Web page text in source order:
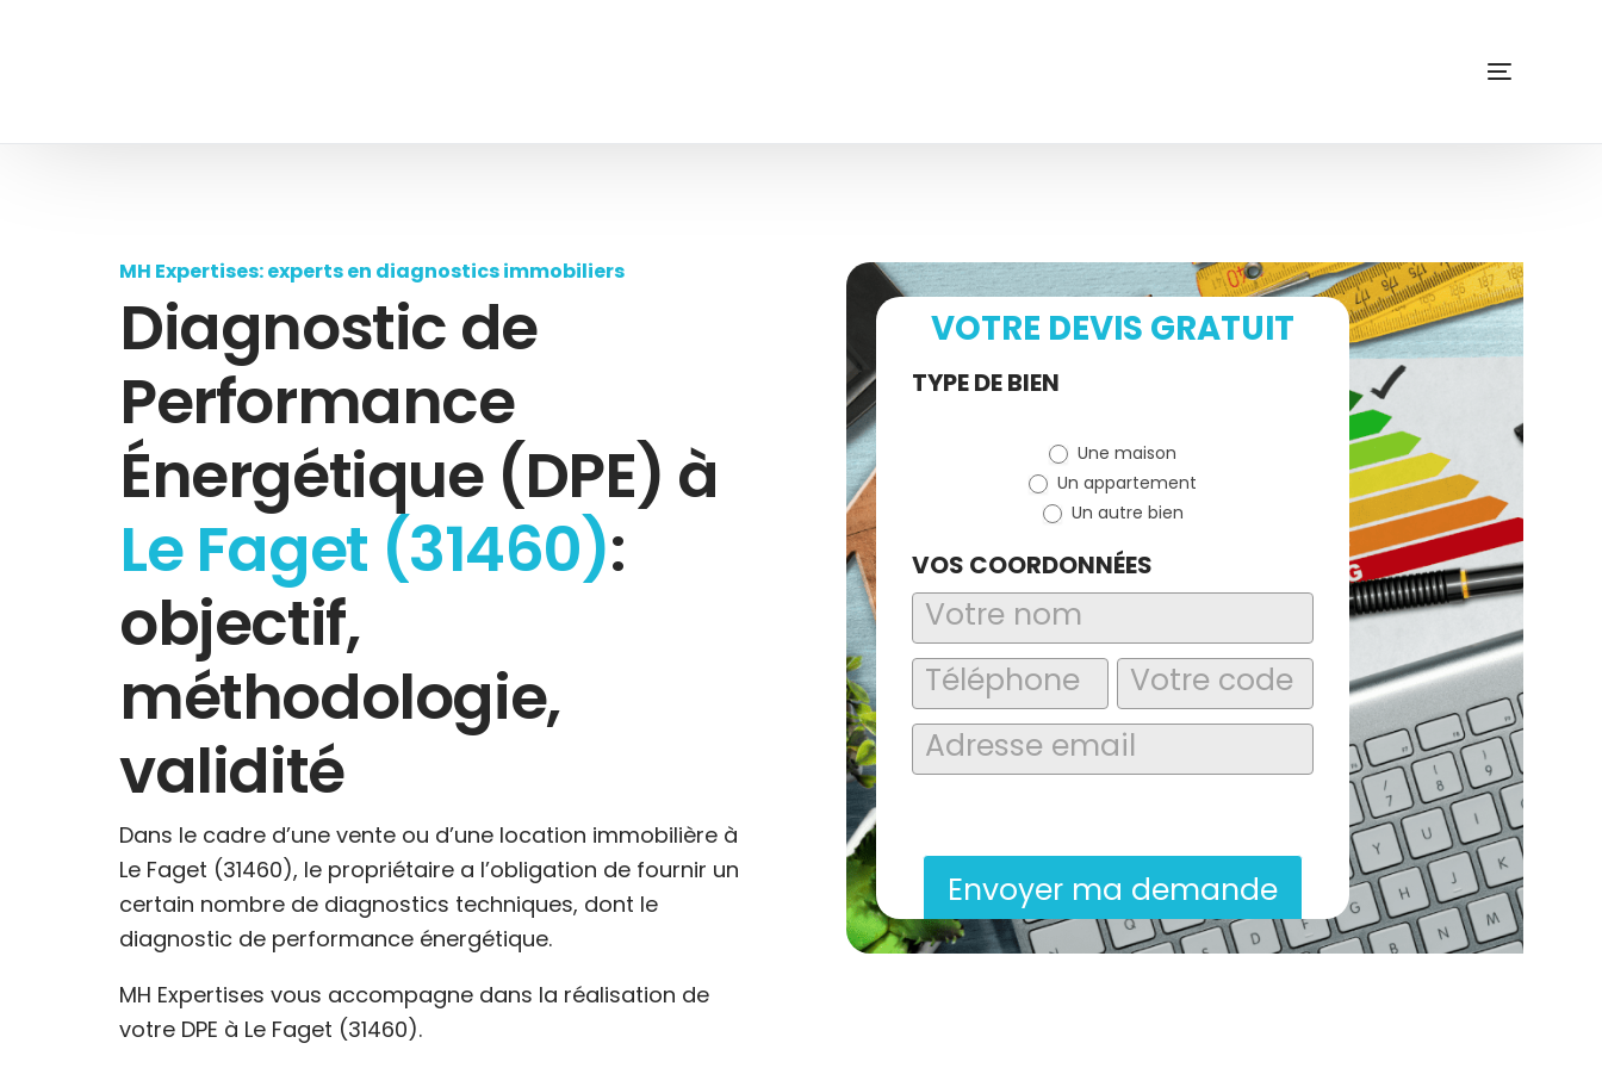
MH Expertises: experts en diagnostics immobiliers
Diagnostic de
Performance
Énergétique (DPE) à
Le Faget (31460):
objectif,
méthodologie,
validité
Dans le cadre d’une vente ou d’une location immobilière à
Le Faget (31460), le propriétaire a l’obligation de fournir un
certain nombre de diagnostics techniques, dont le
diagnostic de performance énergétique.
MH Expertises vous accompagne dans la réalisation de
votre DPE à Le Faget (31460).
VOTRE DEVIS GRATUIT
Demande
TYPE DE BIEN
Une maison
Un appartement
Un autre bien
VOS COORDONNÉES
Envoyer ma demande